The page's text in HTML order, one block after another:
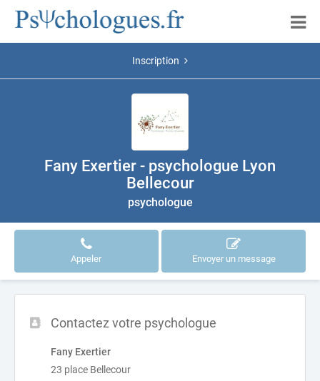
Inscription
Fany Exertier - psychologue Lyon
Bellecour
psychologue
Appeler Envoyer un message
Contactez votre psychologue
Fany Exertier
23 place Bellecour